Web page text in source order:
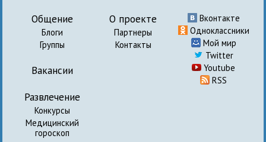
Общение
Блоги
Группы
Вакансии
Развлечение
Конкурсы
Медицинский
гороскоп
О проекте
Партнеры
Контакты
Вконтакте
Одноклассники
Мой мир
Twitter
Youtube
RSS